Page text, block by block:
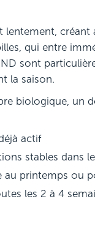
lentement,
qui entre
sont
la saison.
biologique, un
actif
stables dans
printemps ou
les 2 à 4